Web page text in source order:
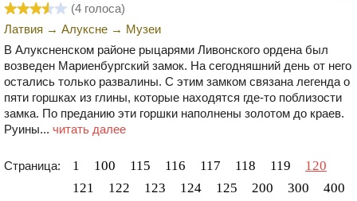
(4 голоса)
Латвия → Алуксне → Музеи
В Алуксненском районе рыцарями Ливонского ордена был
возведен Мариенбургский замок. На сегодняшний день от него
остались только развалины. С этим замком связана легенда о
пяти горшках из глины, которые находятся где-то поблизости
замка. По преданию эти горшки наполнены золотом до краев.
Руины... читать далее
Страница: 1 100 115 116 117 118 119
120
121
122 123 124 125 200 300
400